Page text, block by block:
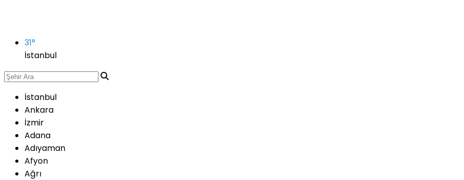
31°
İstanbul
İstanbul
Ankara
İzmir
Adana
Adıyaman
Afyon
Ağrı